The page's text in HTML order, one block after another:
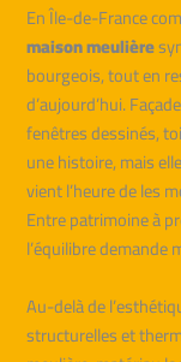
En Île-de-France
maison meulière
bourgeois, tout en
d’aujourd’hui.
fenêtres dessinés,
une histoire, mais
vient l’heure de les
Entre patrimoine à
l’équilibre
Au-delà de
structurelles et